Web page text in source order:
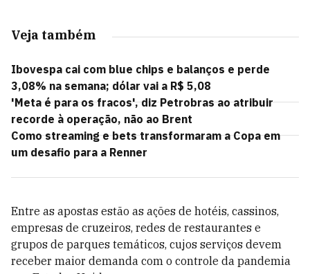
Veja também
Ibovespa cai com blue chips e balanços e perde
3,08% na semana; dólar vai a R$ 5,08
'Meta é para os fracos', diz Petrobras ao atribuir
recorde à operação, não ao Brent
Como streaming e bets transformaram a Copa em
um desafio para a Renner
Entre as apostas estão as ações de hotéis, cassinos,
empresas de cruzeiros, redes de restaurantes e
grupos de parques temáticos, cujos serviços devem
receber maior demanda com o controle da pandemia